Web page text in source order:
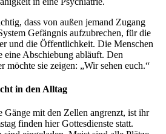
dass von außen jemand Zugang
Gefängnis aufzubrechen, für die
und die Öffentlichkeit. Die Menschen
eine Abschiebung abläuft. Den
möchte sie zeigen: „Wir sehen euch.“
in den Alltag
Gänge mit den Zellen angrenzt, ist ihr
finden hier Gottesdienste statt.